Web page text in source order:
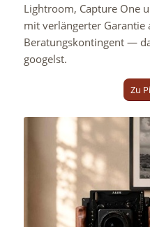
Lightroom, Capture One
mit verlängerter Garantie
Beratungskontingent —
googelst.
Zu